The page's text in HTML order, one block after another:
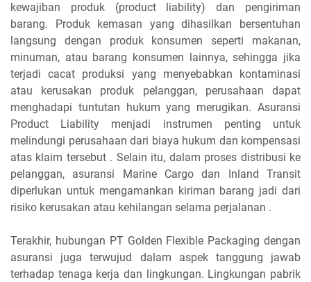
kewajiban produk (product liability) dan pengiriman
barang. Produk kemasan yang dihasilkan bersentuhan
langsung dengan produk konsumen seperti makanan,
minuman, atau barang konsumen lainnya, sehingga jika
terjadi cacat produksi yang menyebabkan kontaminasi
atau kerusakan produk pelanggan, perusahaan dapat
menghadapi tuntutan hukum yang merugikan. Asuransi
Product Liability menjadi instrumen penting untuk
melindungi perusahaan dari biaya hukum dan kompensasi
atas klaim tersebut . Selain itu, dalam proses distribusi ke
pelanggan, asuransi Marine Cargo dan Inland Transit
diperlukan untuk mengamankan kiriman barang jadi dari
risiko kerusakan atau kehilangan selama perjalanan .
Terakhir, hubungan PT Golden Flexible Packaging dengan
asuransi juga terwujud dalam aspek tanggung jawab
terhadap tenaga kerja dan lingkungan. Lingkungan pabrik